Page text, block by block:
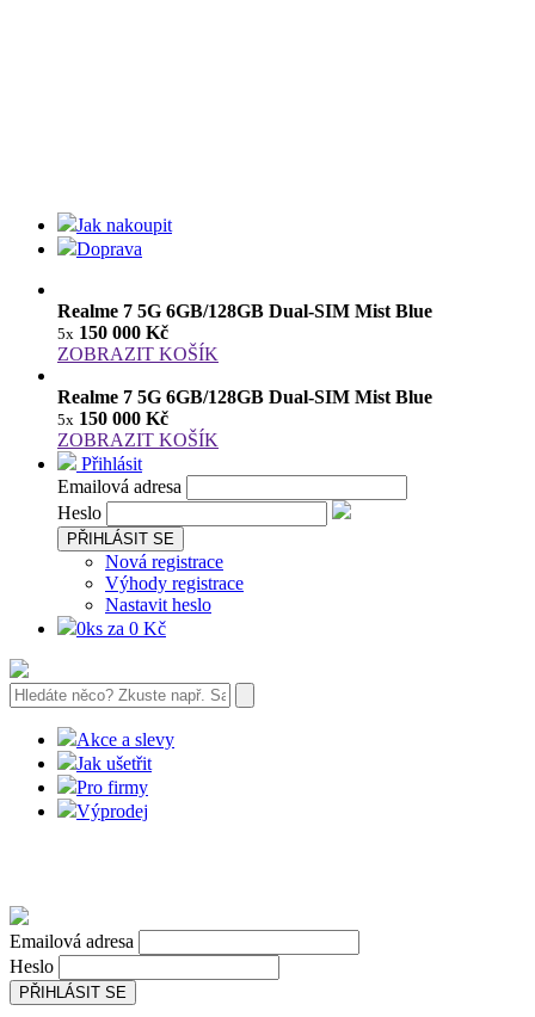
Jak nakoupit
Doprava
Realme 7 5G 6GB/128GB Dual-SIM Mist Blue
5x 150 000 Kč
ZOBRAZIT KOŠÍK
Realme 7 5G 6GB/128GB Dual-SIM Mist Blue
5x 150 000 Kč
ZOBRAZIT KOŠÍK
Přihlásit
Emailová adresa
Heslo
PŘIHLÁSIT SE
Nová registrace
Výhody registrace
Nastavit heslo
0ks za 0 Kč
Akce a slevy
Jak ušetřit
Pro firmy
Výprodej
Emailová adresa
Heslo
PŘIHLÁSIT SE